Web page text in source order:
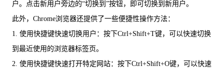
户。点击新用户旁边的“切换到”按钮，即可切换到新用户。
此外，Chrome浏览器还提供了一些便捷性操作方法：
1. 使用快捷键快速切换用户：按下Ctrl+Shift+T键，可以快速切换
到最近使用的浏览器标签页。
2. 使用快捷键快速打开特定网站：按下Ctrl+Shift+O键，可以快速